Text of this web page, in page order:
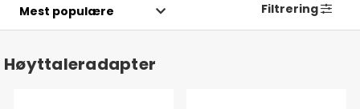
Filtrering
Høyttaleradapter